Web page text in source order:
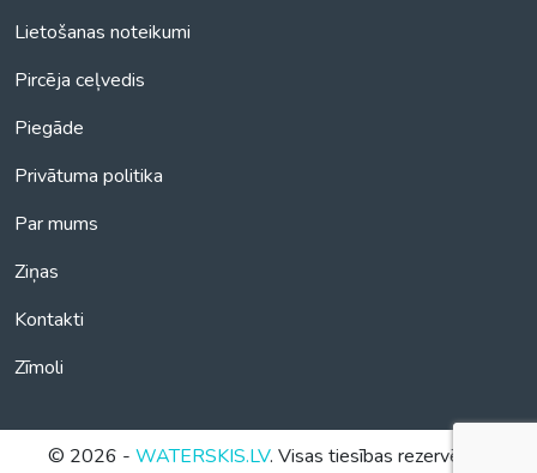
Lietošanas noteikumi
Pircēja ceļvedis
Piegāde
Privātuma politika
Par mums
Ziņas
Kontakti
Zīmoli
© 2026 - WATERSKIS.LV. Visas tiesības rezervētas.